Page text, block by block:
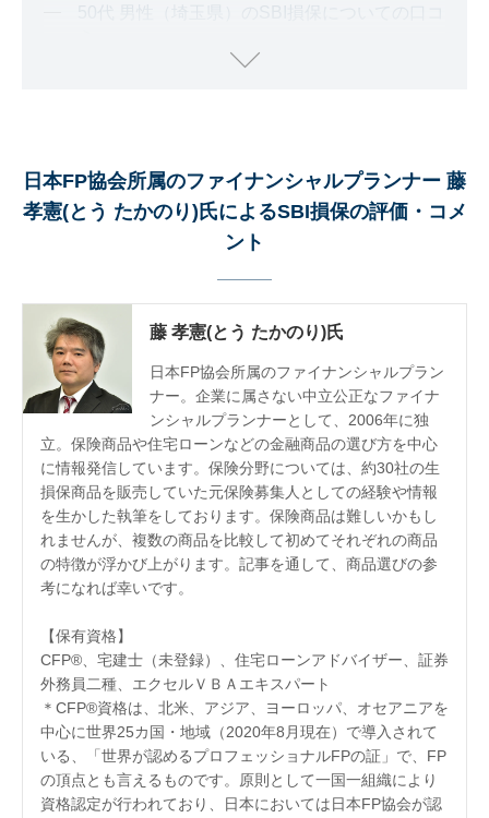
60代 男性（神奈川県）のSBI損保についての口
コミ
50代 男性（神奈川県）のSBI損保についての口
60代 男性（富山県）のSBI損保についての口コ
ミ
60代 男性（山梨県）のSBI損保についての口コ
ミ
50代 男性（東京都）のSBI損保についての口コ
ミ
50代 男性（大阪府）のSBI損保についての口コ
ミ
60代 男性（福島県）のSBI損保についての口コ
ミ
50代 男性（愛知県）のSBI損保についての口コ
ミ
60代 男性（滋賀県）のSBI損保についての口コ
ミ
40代 男性（千葉県）のSBI損保についての口コ
ミ
40代 男性（京都府）のSBI損保についての口コ
日本FP協会所属のファイナンシャルプランナー 藤
孝憲(とう たかのり)氏によるSBI損保の評価・コメ
ント
藤 孝憲(とう たかのり)氏
日本FP協会所属のファイナンシャルプラン
ナー。企業に属さない中立公正なファイナ
ンシャルプランナーとして、2006年に独
立。保険商品や住宅ローンなどの金融商品の選び方を中心
に情報発信しています。保険分野については、約30社の生
損保商品を販売していた元保険募集人としての経験や情報
を生かした執筆をしております。保険商品は難しいかもし
れませんが、複数の商品を比較して初めてそれぞれの商品
の特徴が浮かび上がります。記事を通して、商品選びの参
考になれば幸いです。
【保有資格】
CFP®、宅建士（未登録）、住宅ローンアドバイザー、証券
外務員二種、エクセルＶＢＡエキスパート
＊CFP®資格は、北米、アジア、ヨーロッパ、オセアニアを
中心に世界25カ国・地域（2020年8月現在）で導入されて
いる、「世界が認めるプロフェッショナルFPの証」で、FP
の頂点とも言えるものです。原則として一国一組織により
資格認定が行われており、日本においては日本FP協会が認